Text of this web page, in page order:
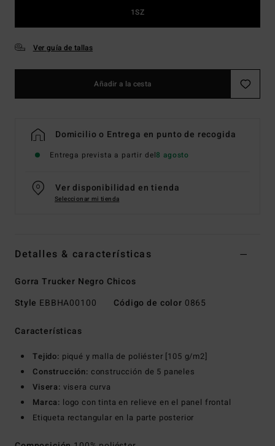
1SZ
Ver guía de tallas
Añadir a la cesta
Domicilio o Entrega en punto de recogida
Entrega prevista a partir del8 agosto
Ver disponibilidad en tienda
Seleccionar mi tienda
Detalles & características
Gorra Trucker Negro Chicos
Style EBBHA00100 Código de color 0865
Características
Tejido: piqué y malla de poliéster [105 g/m2]
Construcción: construcción de 5 paneles
Visera: visera curva
Marca: logo con tinta en relieve en el panel frontal
Etiqueta rectangular en la parte posterior